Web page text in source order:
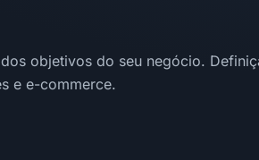
objetivos do seu negócio.
e e-commerce.